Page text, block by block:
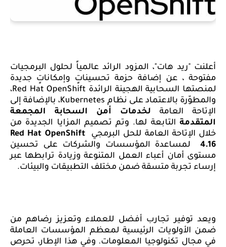
أعلنت "ريد هات"، المزود الرائد عالمياً لحلول البرمجيات
مفتوحة ، عن إضافة حزمة تحسيناتٍ وإمكاناتٍ جديدة
لمنصتها السحابية الهجينة الرائدة Red Hat OpenShift،
والمطوّرة بالاعتماد على نظام Kubernetes، بالإضافة إلى
الإتاحة العامة لخدمات أمن السحابة المجمعة
المتقدمة التابعة لها. وتم تصميم المزايا الجديدة من
خلال الإتاحة العامة للحل البرمجي
Red Hat OpenShift
4.16
لمساعدة المؤسسات والشركات على تحسين
مستوى أمان أعباء العمل المتنوعة وزيادة ترابطها عبر
إرساء تجربة متسقة ضمن مختلف التطبيقات والبيئات.
ويعد توفير تجارب أفضل للعملاء وتعزيز رضاهم من
ضمن الأولويات الرئيسية لمعظم المؤسسات العاملة
في مجال تكنولوجيا المعلومات. وفي هذا الإطار، تحرص